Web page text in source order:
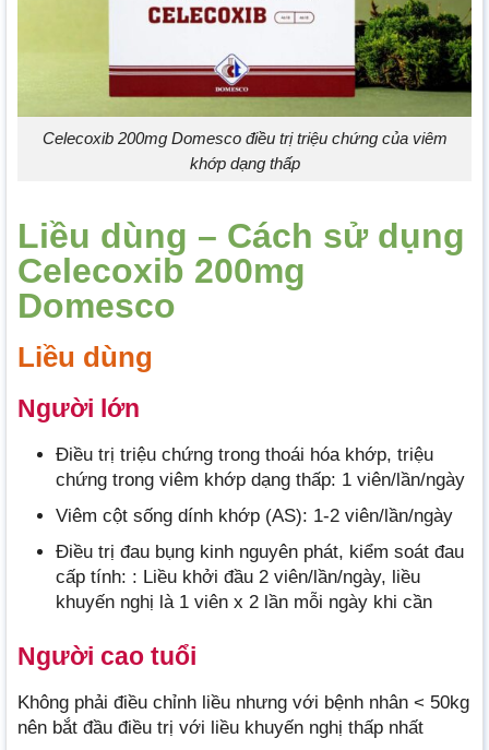
Celecoxib 200mg Domesco điều trị triệu chứng của viêm
khớp dạng thấp
Liều dùng – Cách sử dụng
Celecoxib 200mg
Domesco
Liều dùng
Người lớn
Điều trị triệu chứng trong thoái hóa khớp, triệu
chứng trong viêm khớp dạng thấp: 1 viên/lần/ngày
Viêm cột sống dính khớp (AS): 1-2 viên/lần/ngày
Điều trị đau bụng kinh nguyên phát, kiểm soát đau
cấp tính: : Liều khởi đầu 2 viên/lần/ngày, liều
khuyến nghị là 1 viên x 2 lần mỗi ngày khi cần
Người cao tuổi
Không phải điều chỉnh liều nhưng với bệnh nhân < 50kg
nên bắt đầu điều trị với liều khuyến nghị thấp nhất